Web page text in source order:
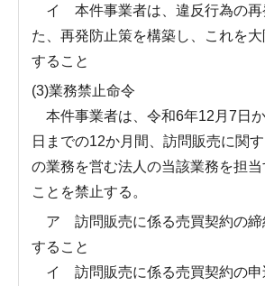
イ 本件事業者は、違反行為の再
た、再発防止策を構築し、これを
すること
(3)業務禁止命令
本件事業者は、令和6年12月7日
日までの12か月間、訪問販売に関
の業務を営む法人の当該業務を担
ことを禁止する。
ア 訪問販売に係る売買契約の締
すること
イ 訪問販売に係る売買契約の申